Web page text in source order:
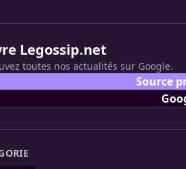
Legossip.net
toutes nos actualités sur Google.
Source